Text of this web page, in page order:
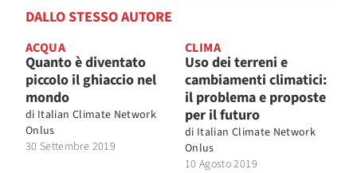
DALLO STESSO AUTORE
ACQUA
Quanto è diventato
piccolo il ghiaccio nel
mondo
di Italian Climate Network
Onlus
30 Settembre 2019
CLIMA
Uso dei terreni e
cambiamenti climatici:
il problema e proposte
per il futuro
di Italian Climate Network
Onlus
10 Agosto 2019